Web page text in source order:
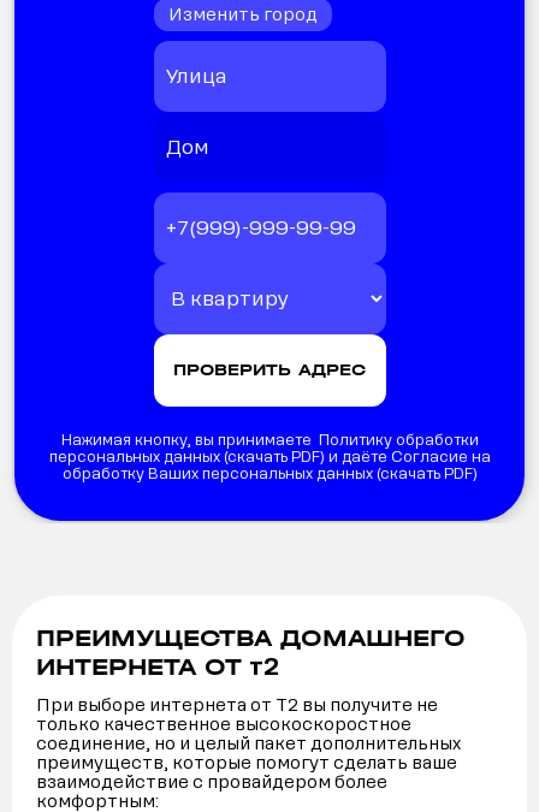
Изменить город
Нажимая кнопку, вы принимаете Политику обработки
персональных данных (скачать PDF) и даёте Согласие на
обработку Ваших персональных данных (скачать PDF)
ПРЕИМУЩЕСТВА ДОМАШНЕГО
ИНТЕРНЕТА ОТ т2
При выборе интернета от Т2 вы получите не
только качественное высокоскоростное
соединение, но и целый пакет дополнительных
преимуществ, которые помогут сделать ваше
взаимодействие с провайдером более
комфортным: